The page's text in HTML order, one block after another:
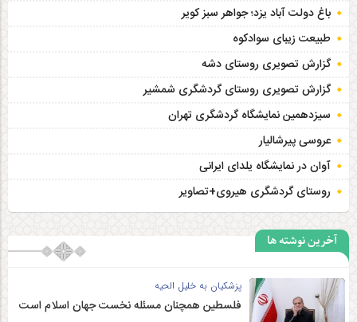
باغ دولت آباد یزد؛ جواهر سبز کویر
طبیعت زیبای سوادکوه
گزارش تصویری روستای دشه
گزارش تصویری روستای گردشگری شمشیر
سیزدهمین نمایشگاه گردشگری تهران
عروسی پیرشالیار
آوان در نمایشگاه یلدای ایرانی
روستای گردشگری هیروی+تصاویر
آخرین نوشته ها
پزشکیان به خلیل الحیه
فلسطین همچنان مسئله نخست جهان اسلام است